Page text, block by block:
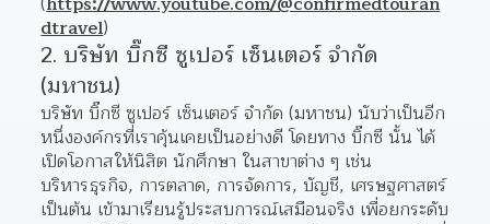
dtravel)
2. บริษัท บิ๊กซี ซูเปอร์ เซ็นเตอร์ จำกัด
(มหาชน)
บริษัท บิ๊กซี ซูเปอร์ เซ็นเตอร์ จำกัด (มหาชน) นับว่าเป็นอีก
หนึ่งองค์กรที่เราคุ้นเคยเป็นอย่างดี โดยทาง บิ๊กซี นั้น ได้
เปิดโอกาสให้นิสิต นักศึกษา ในสาขาต่าง ๆ เช่น
บริหารธุรกิจ, การตลาด, การจัดการ, บัญชี, เศรษฐศาสตร์
เป็นต้น เข้ามาเรียนรู้ประสบการณ์เสมือนจริง เพื่อยกระดับ